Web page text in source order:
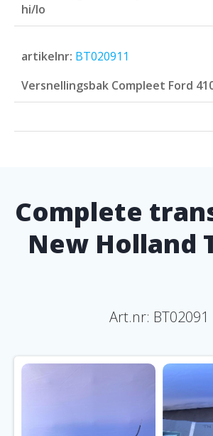
hi/lo
artikelnr: BT020911
Versnellingsbak Compleet Ford
Complete
New Holland
Art.nr: BT02091